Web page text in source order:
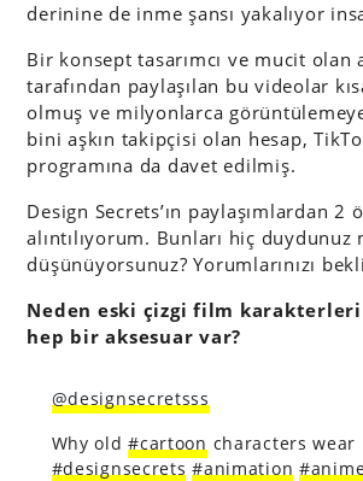
derinine de inme şansı yakalıyor
Bir konsept tasarımcı ve mucit olan
tarafından paylaşılan bu videolar
olmuş ve milyonlarca
bini aşkın takipçisi olan hesap,
programına da davet edilmiş.
Design Secrets’ın paylaşımlardan 2
alıntılıyorum. Bunları hiç duydunuz
düşünüyorsunuz? Yorumlarınızı
Neden eski çizgi film
hep bir aksesuar var?
@designsecretsss
Why old#cartoon characters wear
#designsecrets #animation